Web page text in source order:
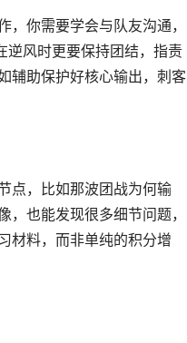
你需要学会与队友沟通，
逆风时更要保持团结，指责
辅助保护好核心输出，刺客
点，比如那波团战为何输
也能发现很多细节问题，
材料，而非单纯的积分增